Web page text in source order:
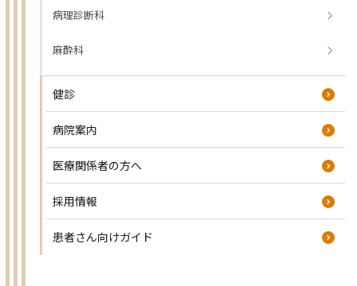
病理診断科
麻酔科
健診
病院案内
医療関係者の方へ
採用情報
患者さん向けガイド